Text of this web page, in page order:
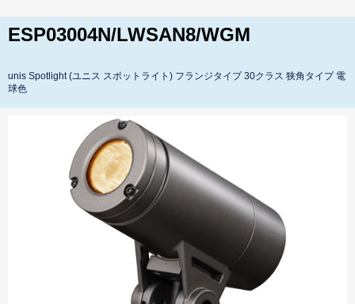
ESP03004N/LWSAN8/WGM
unis Spotlight (ユニス スポットライト) フランジタイプ 30クラス 狭角タイプ 電
球色